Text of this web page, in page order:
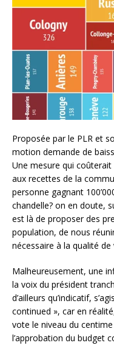
Proposée par le PLR et
motion demande de
Une mesure qui coûterait
aux recettes de la
personne gagnant
chandelle? on en doute,
est là de proposer des
population, de nous
nécessaire à la qualité
Malheureusement, une
la voix du président
d’ailleurs qu’indicatif,
continued », car en
vote le niveau du
l’approbation du budget